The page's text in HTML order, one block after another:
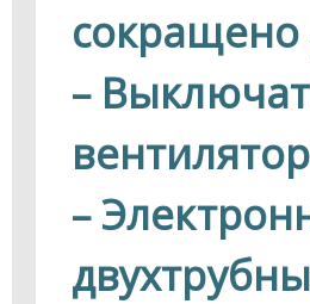
сокращено
–
–